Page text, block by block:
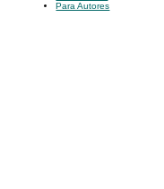
Para Autores